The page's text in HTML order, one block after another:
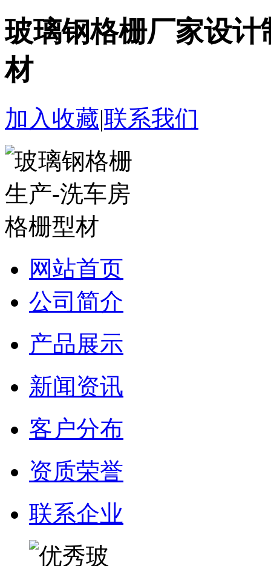
玻璃钢格栅厂家设
材
加入收藏|联系我们
网站首页
公司简介
产品展示
新闻资讯
客户分布
资质荣誉
联系企业